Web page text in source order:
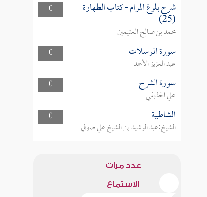
0
شرح بلوغ المرام - كتاب الطهارة
(25)
محمد بن صالح العثيمين
0
سورة المرسلات
عبد العزيز الأحمد
0
سورة الشرح
علي الحذيفي
0
الشاطبية
الشيخ:عبد الرشيد بن الشيخ علي صوفي
عدد مرات
الاستماع